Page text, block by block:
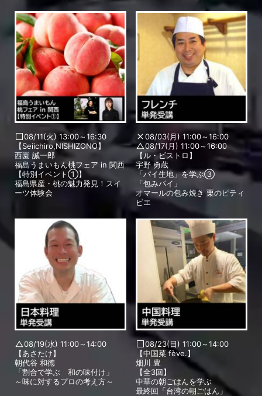
08/11(火) 13:00～16:30
【Seiichiro,NISHIZONO】
西園 誠一郎
福島うまいもん桃フェア in 関西
【特別イベント①】
福島県産・桃の魅力発見！スイ
ーツ体験会
08/03(月) 11:00～16:00
08/17(月) 11:00～16:00
【ル・ビストロ】
宇野 勇蔵
「パイ生地」を学ぶ③
「包みパイ」
オマールの包み焼き 栗のピティ
ビエ
08/19(水) 11:00～14:00
【あさたけ】
朝代谷 和徳
「割合で学ぶ 和の味付け」
～味に対するプロの考え方～
08/23(日) 11:00～14:00
【中国菜 fève.】
畑川 豊
【全3回】
中華の朝ごはんを学ぶ
最終回「台湾の朝ごはん」